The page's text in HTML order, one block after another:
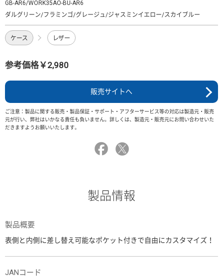
GB-AR6/WORK35AO-BU-AR6
ダルグリーン/フラミンゴ/グレージュ/ジャスミンイエロー/スカイブルー
ケース レザー
参考価格￥2,980
販売サイトへ
ご注意：製品に関する販売・製品保証・サポート・アフターサービス等の対応は製造元・販売
元が行い、弊社はいかなる責任も負いません。詳しくは、製造元・販売元にお問い合わせいた
だきますようお願いいたします。
製品情報
製品概要
表側と内側に差し替え可能なポケット付きで自由にカスタマイズ！
JANコード